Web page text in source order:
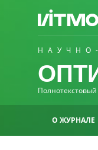
О ЖУРНАЛЕ